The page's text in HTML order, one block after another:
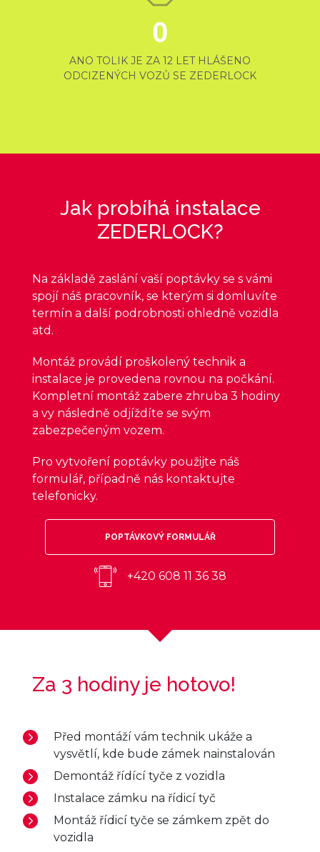
0
ANO TOLIK JE ZA 12 LET HLÁŠENO
ODCIZENÝCH VOZŮ SE ZEDERLOCK
Jak probíhá instalace
ZEDERLOCK?
Na základě zaslání vaší poptávky se s vámi
spojí náš pracovník, se kterým si domluvíte
termín a další podrobnosti ohledně vozidla
atd.
Montáž provádí proškolený technik a
instalace je provedena rovnou na počkání.
Kompletní montáž zabere zhruba 3 hodiny
a vy následně odjíždíte se svým
zabezpečeným vozem.
Pro vytvoření poptávky použijte náš
formulář, případně nás kontaktujte
telefonicky.
POPTÁVKOVÝ FORMULÁŘ
+420 608 11 36 38
Za 3 hodiny je hotovo!
Před montáží vám technik ukáže a
vysvětlí, kde bude zámek nainstalován
Demontáž řídící tyče z vozidla
Instalace zámku na řídicí tyč
Montáž řídicí tyče se zámkem zpět do
vozidla